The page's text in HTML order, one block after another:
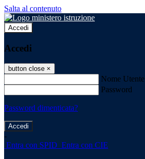
Salta al contenuto
Accedi
Accedi
button close ×
Nome Utente
Password
Password dimenticata?
-
Entra con SPID Entra con CIE